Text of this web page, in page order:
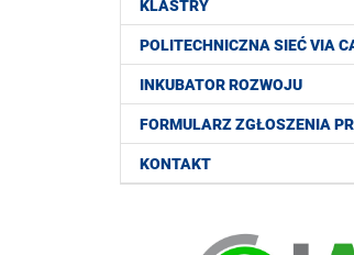
KLASTRY
POLITECHNICZNA SIEĆ VIA
INKUBATOR ROZWOJU
FORMULARZ ZGŁOSZENIA
KONTAKT